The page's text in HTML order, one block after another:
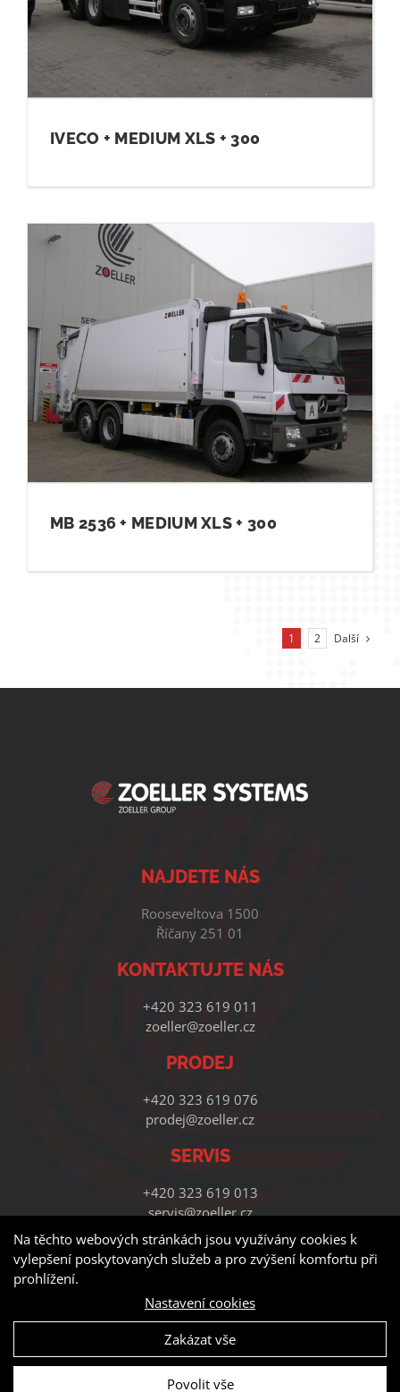
IVECO + MEDIUM XLS + 300
MB 2536 + MEDIUM XLS + 300
1 2 Další
NAJDETE NÁS
Rooseveltova 1500
Říčany 251 01
KONTAKTUJTE NÁS
+420 323 619 011
zoeller@zoeller.cz
PRODEJ
+420 323 619 076
prodej@zoeller.cz
SERVIS
+420 323 619 013
servis@zoeller.cz
© Copyright - Zoeller Systems s.r.o. | Vytvořila digitální agentura
Na těchto webových stránkách jsou využívány cookies k
vylepšení poskytovaných služeb a pro zvýšení komfortu při
prohlížení.
Nastavení cookies
Zakázat vše
Povolit vše